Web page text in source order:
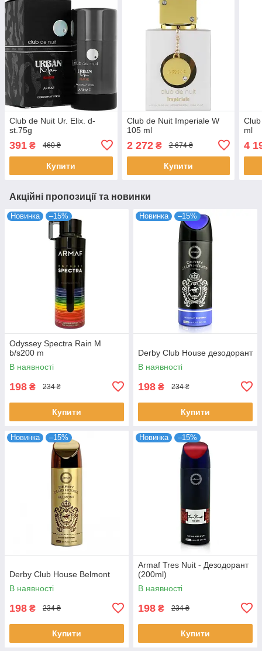
Club de Nuit Ur. Elix. d-
st.75g
391 ₴ 460 ₴
Купити
Club de Nuit Imperiale W
105 ml
2 272₴ 2 674 ₴
Купити
ml
4
Акційні пропозиції та новинки
Новинка –15%
Odyssey Spectra Rain M
b/s200 m
В наявності
198 ₴ 234 ₴
Купити
Новинка –15%
Derby Club House дезодорант
В наявності
198 ₴ 234 ₴
Купити
Новинка –15%
Derby Club House Belmont
В наявності
198 ₴ 234 ₴
Купити
Новинка –15%
Armaf Tres Nuit - Дезодорант
(200ml)
В наявності
198 ₴ 234 ₴
Купити